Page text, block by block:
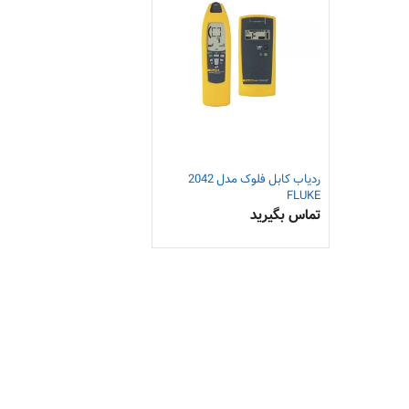
ردیاب کابل فلوک مدل 2042
FLUKE
تماس بگیرید